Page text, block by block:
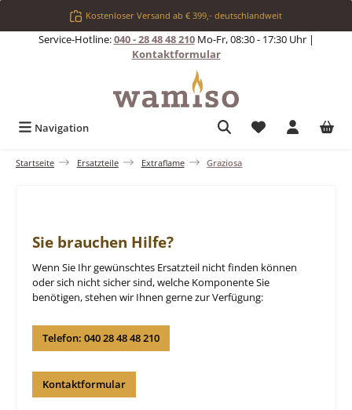
Zum Hauptinhalt springenKostenloser Versand ab € 399,- deutschlandweit
Service-Hotline:040 - 28 48 48 210Mo-Fr, 08:30 - 17:30 Uhr |
Kontaktformular
Navigation Du hast 0
Startseite Ersatzteile Extraflame Graziosa
Sie brauchen Hilfe?
Wenn Sie Ihr gewünschtes Ersatzteil nicht finden können
oder sich nicht sicher sind, welche Komponente Sie
benötigen, stehen wir Ihnen gerne zur Verfügung:
Telefon: 040 28 48 48 210
Kontaktformular